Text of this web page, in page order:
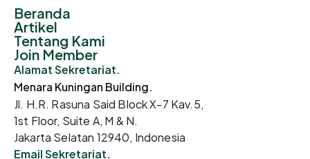
Beranda
Artikel
Tentang Kami
Join Member
Alamat Sekretariat.
Menara Kuningan Building.
Jl. H.R. Rasuna Said Block X-7 Kav.5,
1st Floor, Suite A, M & N.
Jakarta Selatan 12940, Indonesia
Email Sekretariat.